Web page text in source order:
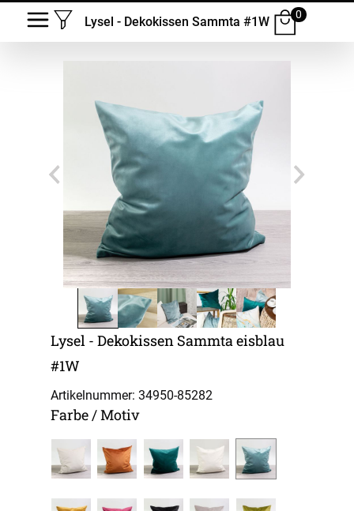
Lysel - Dekokissen Sammta #1W
0
Lysel - Dekokissen Sammta eisblau
#1W
Artikelnummer: 34950-85282
Farbe / Motiv